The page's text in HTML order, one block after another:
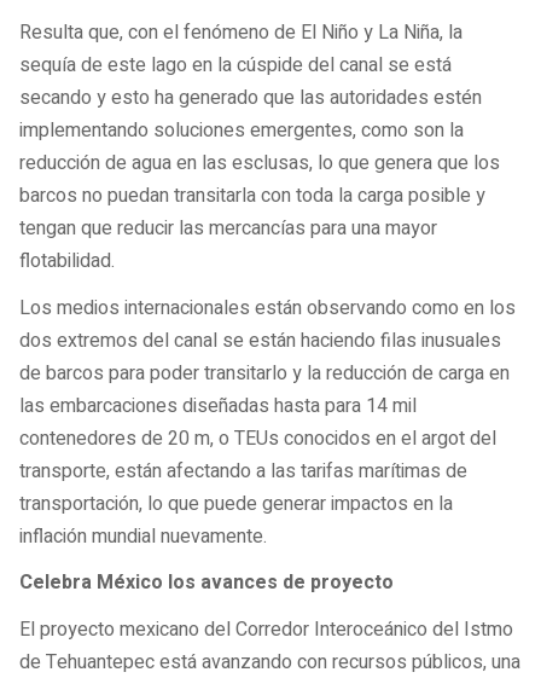
Resulta que, con el fenómeno de El Niño y La Niña, la
sequía de este lago en la cúspide del canal se está
secando y esto ha generado que las autoridades estén
implementando soluciones emergentes, como son la
reducción de agua en las esclusas, lo que genera que los
barcos no puedan transitarla con toda la carga posible y
tengan que reducir las mercancías para una mayor
flotabilidad.
Los medios internacionales están observando como en los
dos extremos del canal se están haciendo filas inusuales
de barcos para poder transitarlo y la reducción de carga en
las embarcaciones diseñadas hasta para 14 mil
contenedores de 20 m, o TEUs conocidos en el argot del
transporte, están afectando a las tarifas marítimas de
transportación, lo que puede generar impactos en la
inflación mundial nuevamente.
Celebra México los avances de proyecto
El proyecto mexicano del Corredor Interoceánico del Istmo
de Tehuantepec está avanzando con recursos públicos, una